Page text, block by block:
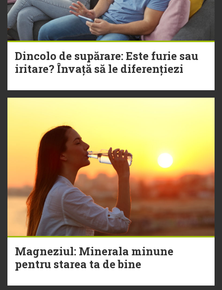
Dincolo de supărare: Este furie sau
iritare? Învață să le diferențiezi
Magneziul: Minerala minune
pentru starea ta de bine